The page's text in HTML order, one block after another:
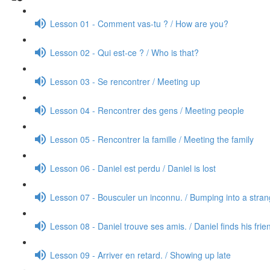
Lesson 01 - Comment vas-tu ? / How are you?
Lesson 02 - Qui est-ce ? / Who is that?
Lesson 03 - Se rencontrer / Meeting up
Lesson 04 - Rencontrer des gens / Meeting people
Lesson 05 - Rencontrer la famille / Meeting the family
Lesson 06 - Daniel est perdu / Daniel is lost
Lesson 07 - Bousculer un inconnu. / Bumping into a
Lesson 08 - Daniel trouve ses amis. / Daniel finds his
Lesson 09 - Arriver en retard. / Showing up late